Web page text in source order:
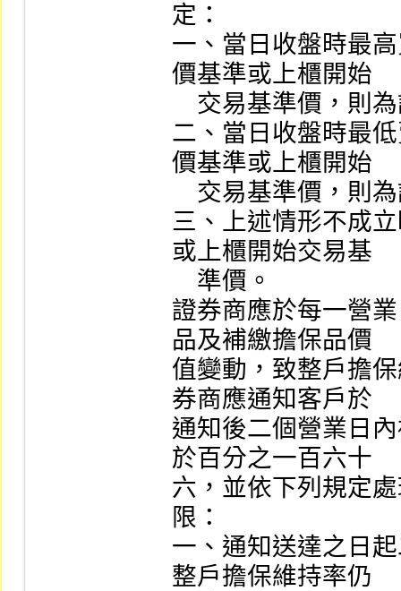
定：
一、當日收盤時最
價基準或上櫃開始
二、當日收盤時最
價基準或上櫃開始
三、上述情形不成
或上櫃開始交易基
證券商應於每一營
品及補繳擔保品價
值變動，致整戶擔
券商應通知客戶於
通知後二個營業日
於百分之一百六十
六，並依下列規定
限：
一、通知送達之日
整戶擔保維持率仍